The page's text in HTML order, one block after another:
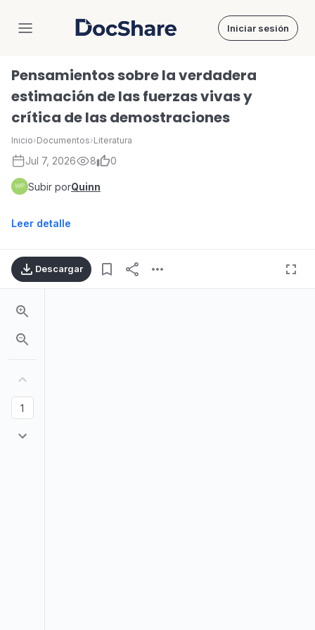
DocShare Iniciar sesión
Pensamientos sobre la verdadera
estimación de las fuerzas vivas y
crítica de las demostraciones
Inicio›Documentos›Literatura
Jul 7, 2026 8 0
Subir porQuinn
Leer detalle
Descargar